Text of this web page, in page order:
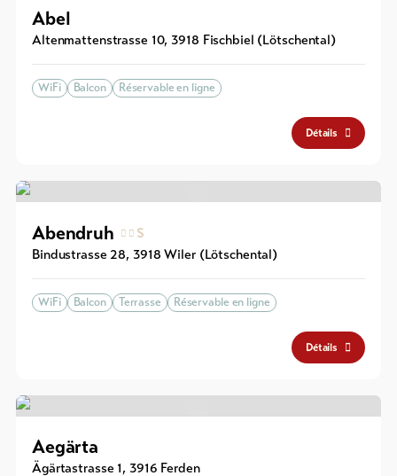
Abel
Altenmattenstrasse 10, 3918 Fischbiel (Lötschental)
WiFi Balcon Réservable en ligne
Détails
Abendruh
S
Bindustrasse 28, 3918 Wiler (Lötschental)
WiFi Balcon Terrasse Réservable en ligne
Détails
Aegärta
Ägärtastrasse 1, 3916 Ferden